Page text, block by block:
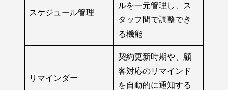
スケジュール管理
ルを一元管理し、ス
タッフ間で調整でき
る機能
リマインダー
契約更新時期や、顧
客対応のリマインド
を自動的に通知する